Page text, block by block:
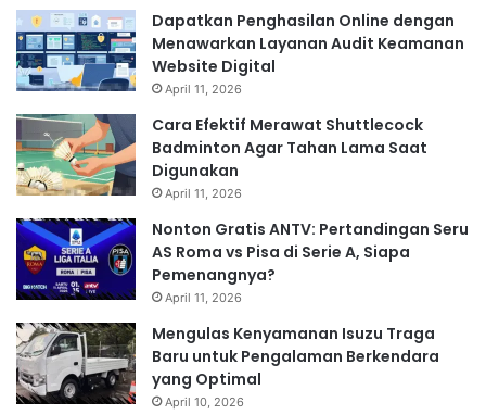
Dapatkan Penghasilan Online dengan
Menawarkan Layanan Audit Keamanan
Website Digital
April 11, 2026
Cara Efektif Merawat Shuttlecock
Badminton Agar Tahan Lama Saat
Digunakan
April 11, 2026
Nonton Gratis ANTV: Pertandingan Seru
AS Roma vs Pisa di Serie A, Siapa
Pemenangnya?
April 11, 2026
Mengulas Kenyamanan Isuzu Traga
Baru untuk Pengalaman Berkendara
yang Optimal
April 10, 2026